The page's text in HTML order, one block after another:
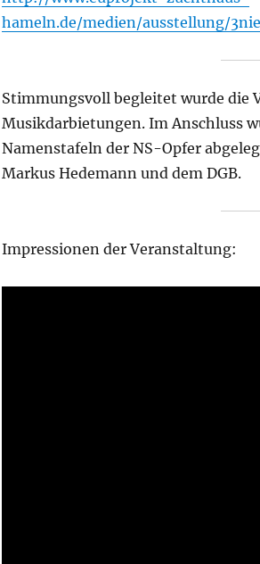
hameln.de/medien/ausstellung/
Stimmungsvoll begleitet wurde die
Musikdarbietungen. Im Anschluss
Namenstafeln der NS-Opfer
Markus Hedemann und dem DGB.
Impressionen der Veranstaltung: